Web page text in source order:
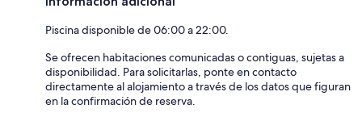
Piscina disponible de 06:00 a 22:00.
Se ofrecen habitaciones comunicadas o contiguas, sujetas a
disponibilidad. Para solicitarlas, ponte en contacto
directamente al alojamiento a través de los datos que figuran
en la confirmación de reserva.